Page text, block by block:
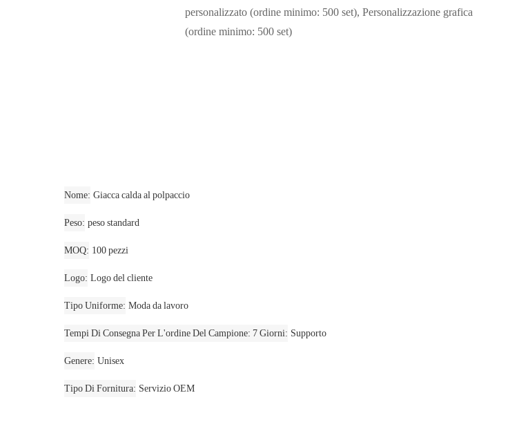
personalizzato (ordine minimo: 500 set), Personalizzazione grafica
(ordine minimo: 500 set)
Nome Giacca calda al polpaccio
Peso peso standard
MOQ 100 pezzi
Logo Logo del cliente
Tipo Uniforme Moda da lavoro
Tempi Di Consegna Per L'ordine Del Campione: 7 Giorni Supporto
Genere Unisex
Tipo Di Fornitura Servizio OEM